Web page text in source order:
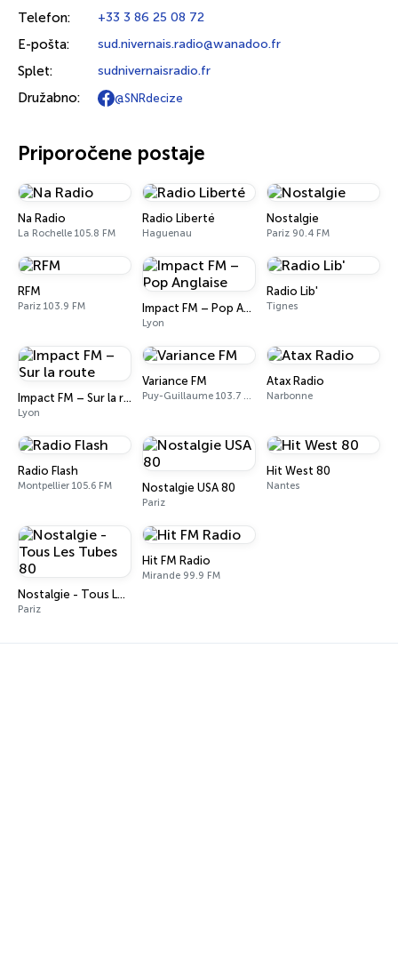
Telefon: +33 3 86 25 08 72
E-pošta: sud.nivernais.radio@wanadoo.fr
Splet: sudnivernaisradio.fr
Družabno: @SNRdecize
Priporočene postaje
Na Radio
La Rochelle 105.8 FM
Radio Liberté
Haguenau
Nostalgie
Pariz 90.4 FM
RFM
Pariz 103.9 FM Impact FM – Pop Anglaise
Lyon
Radio Lib'
Tignes
Impact FM – Sur la route
Lyon
Variance FM
Puy-Guillaume 103.7 FM
Atax Radio
Narbonne
Radio Flash
Montpellier 105.6 FM Nostalgie USA 80
Pariz
Hit West 80
Nantes
Nostalgie - Tous Les Tubes 80
Pariz
Hit FM Radio
Mirande 99.9 FM